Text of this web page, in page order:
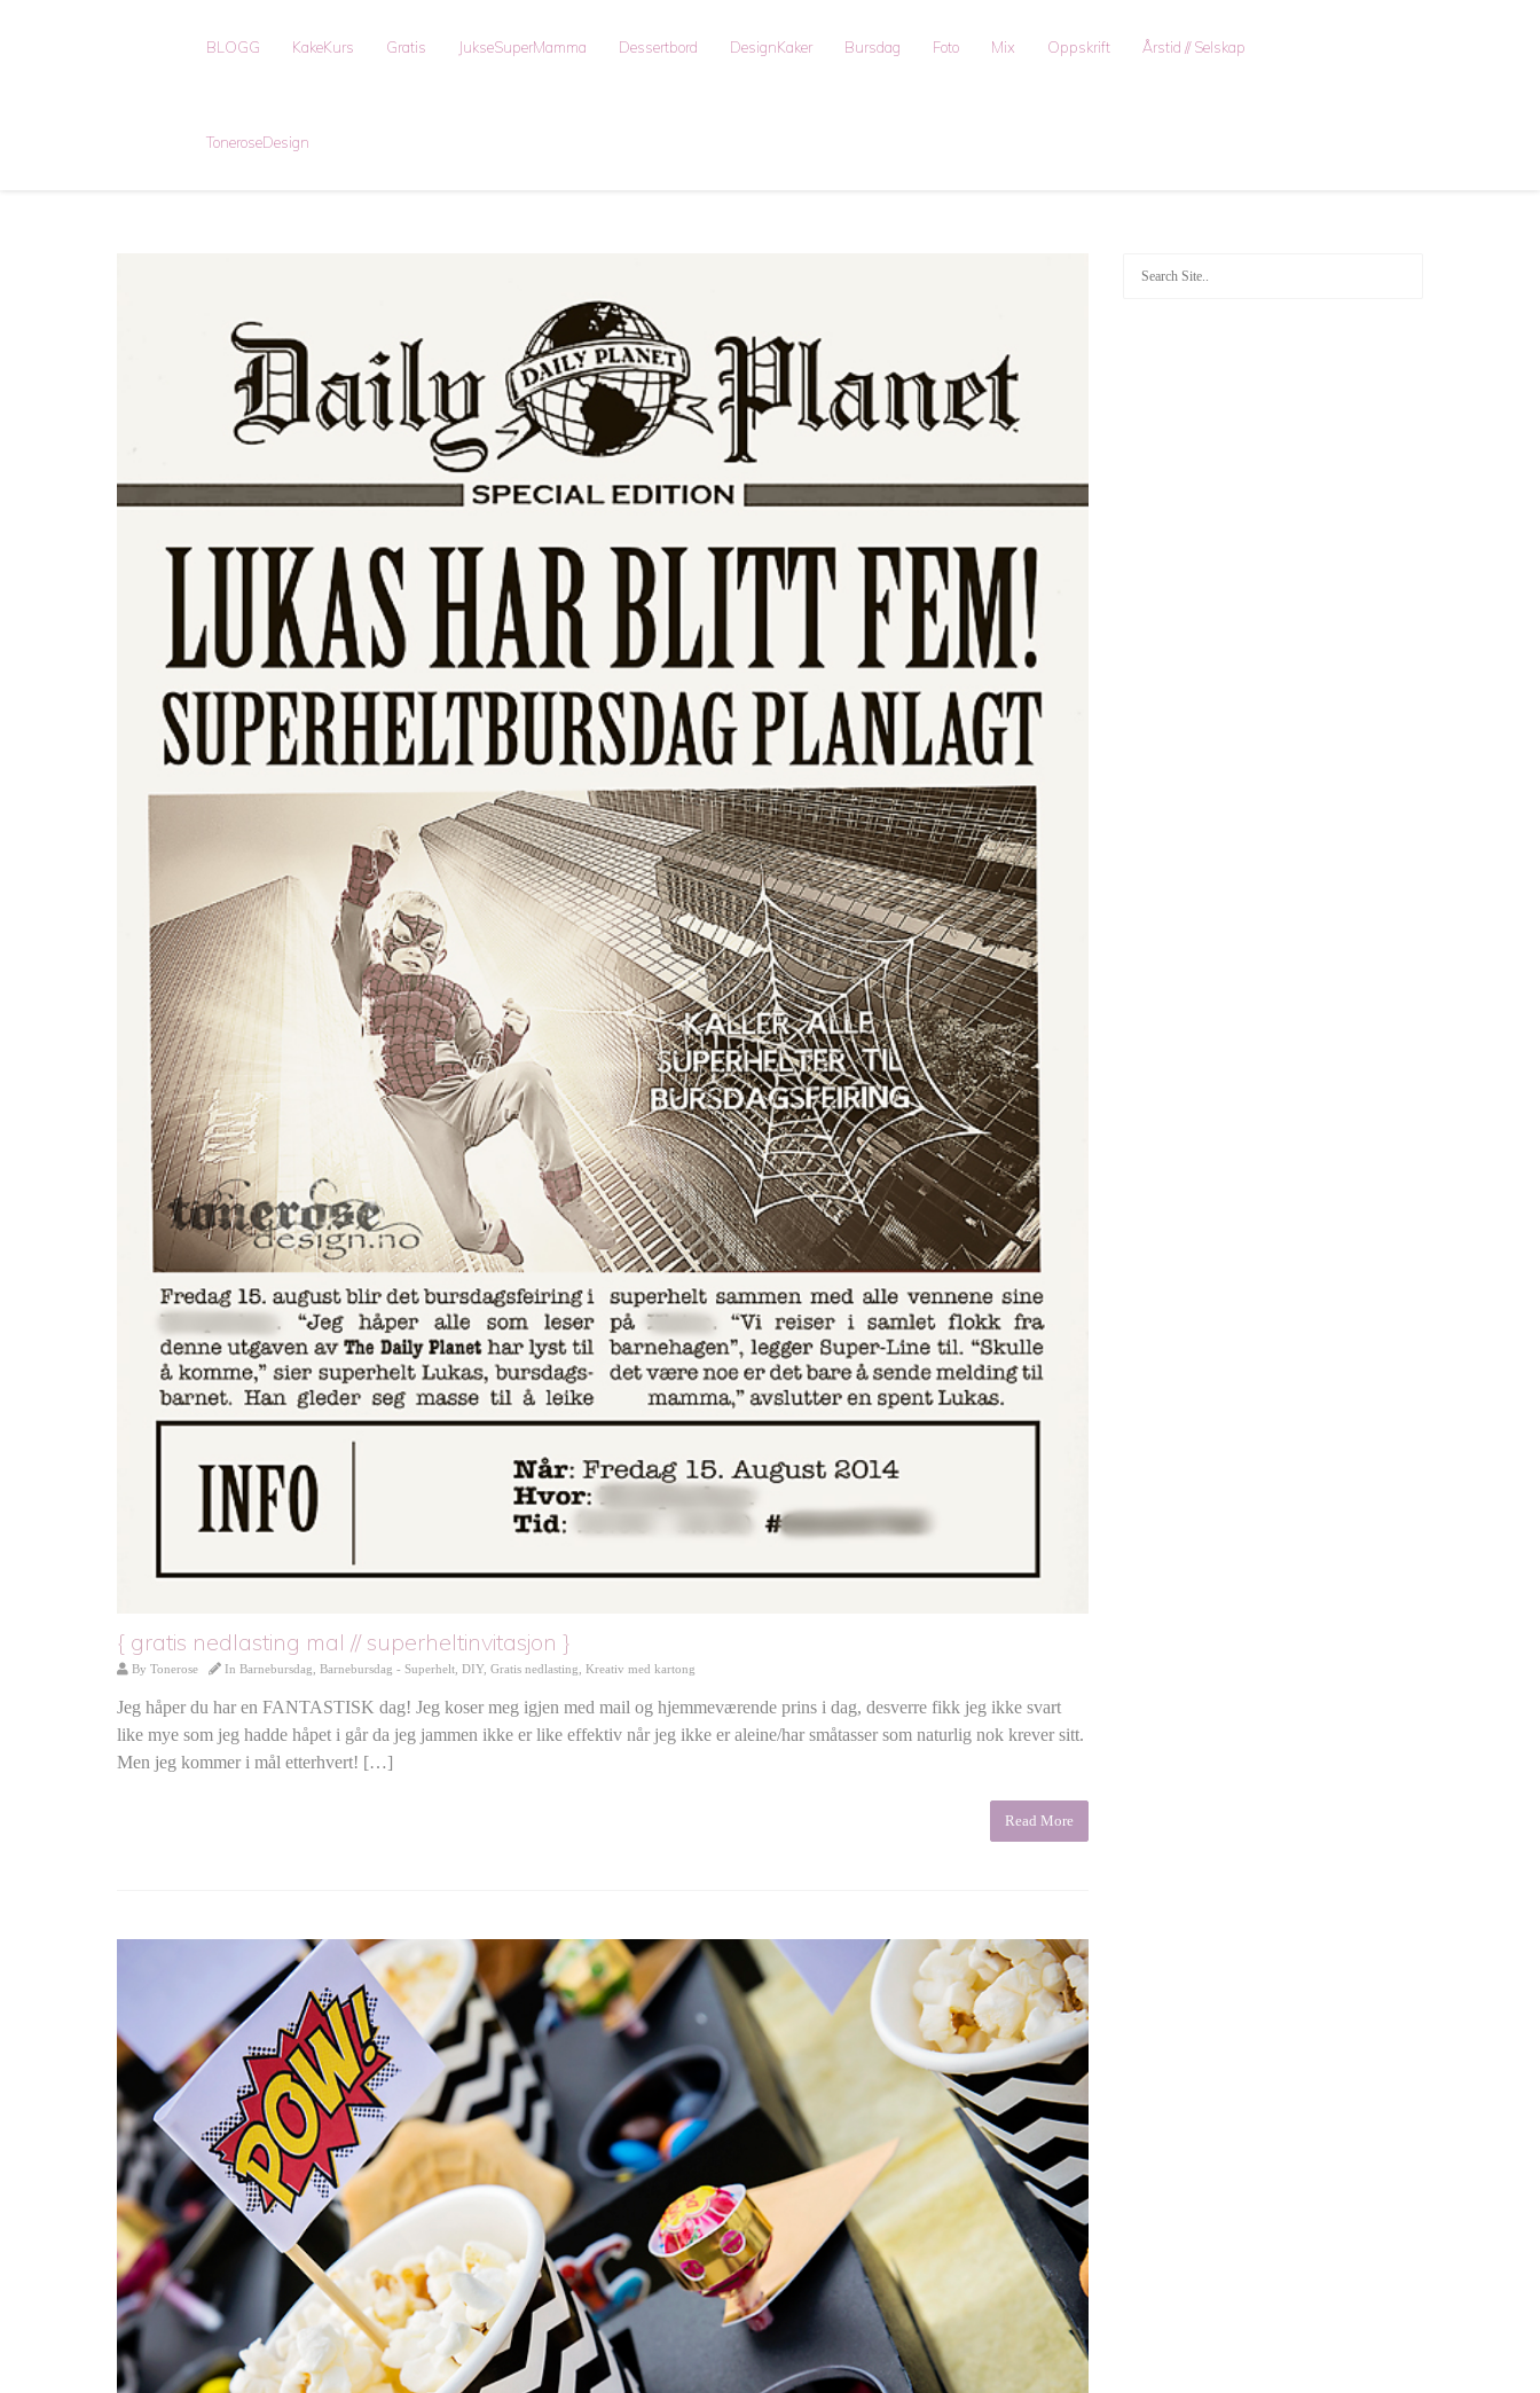
BLOGG KakeKurs Gratis JukseSuperMamma Dessertbord DesignKaker Bursdag Foto Mix Oppskrift Årstid // Selskap
ToneroseDesign
{ gratis nedlasting mal // superheltinvitasjon }
By Tonerose In Barnebursdag Barnebursdag - Superhelt DIY, Gratis nedlasting Kreativ med kartong
Jeg håper du har en FANTASTISK dag! Jeg koser meg igjen med mail og hjemmeværende prins i dag, desverre fikk jeg ikke svart
like mye som jeg hadde håpet i går da jeg jammen ikke er like effektiv når jeg ikke er aleine/har småtasser som naturlig nok krever sitt.
Men jeg kommer i mål etterhvert! […]
Read More